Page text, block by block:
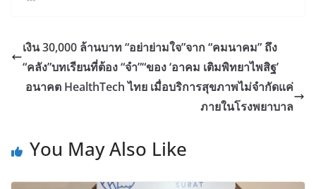
เงิน 30,000 ล้านบาท “อย่าย่ามใจ”จาก “คมนาคม” ถึง
“คลัง”บทเรียนที่ต้อง “จำ”“ของ ‘อาคม เติมพิทยาไพสิฐ’
อนาคต HealthTech ไทย เมื่อบริการสุขภาพไม่จำกัดแค่
ภายในโรงพยาบาล
You May Also Like